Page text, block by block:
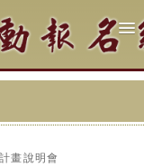
畫說明會